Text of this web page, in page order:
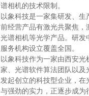
谱相机的技术限制。
以象科技是一家集研发、
前经营产品有激光共聚焦，
光谱相机等光学产品。研
服务机构设立覆盖全国。
以象科技作为一家由西安
家、光谱软件算法团队以及
发起创立的科技型企业，
与强劲的实力，正逐步成为